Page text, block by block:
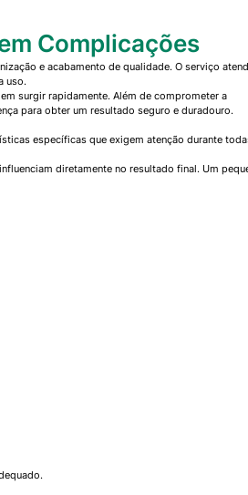
Complicações
e acabamento de qualidade. O serviço
uso.
surgir rapidamente. Além de comprometer a
para obter um resultado seguro e duradouro.
específicas que exigem atenção durante
diretamente no resultado final. Um